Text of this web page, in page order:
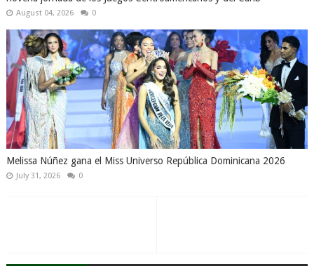
August 04, 2026 0
Melissa Núñez gana el Miss Universo República Dominicana 2026
July 31, 2026 0